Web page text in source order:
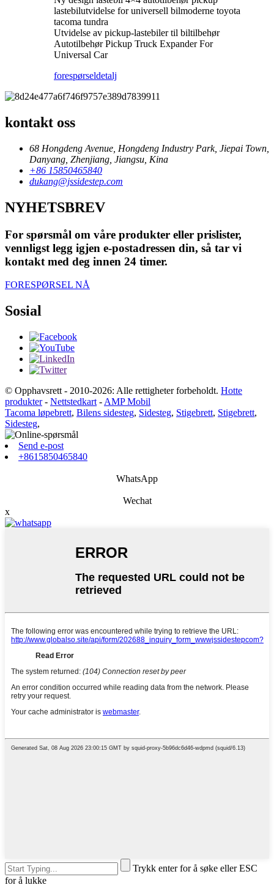
lastebilutvidelse for universell bilmoderne toyota
tacoma tundra
Utvidelse av pickup-lastebiler til biltilbehør
Autotilbehør Pickup Truck Expander For
Universal Car
forespørseldetalj
kontakt oss
68 Hongdeng Avenue, Hongdeng Industry Park, Jiepai Town,
Danyang, Zhenjiang, Jiangsu, Kina
+86 15850465840
dukang@jssidestep.com
NYHETSBREV
For spørsmål om våre produkter eller prislister,
vennligst legg igjen e-postadressen din, så tar vi
kontakt med deg innen 24 timer.
FORESPØRSEL NÅ
Sosial
© Opphavsrett - 2010-2026: Alle rettigheter forbeholdt. Hotte
produkter- Nettstedkart - AMP Mobil
Tacoma løpebrett, Bilens sidesteg, Sidesteg, Stigebrett, Stigebrett,
Sidesteg,
Send e-post
+8615850465840
WhatsApp
Wechat
x
Trykk enter for å søke eller ESC
for å lukke